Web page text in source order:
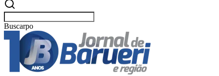
Buscarn